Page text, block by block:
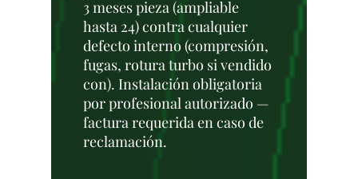
3 meses pieza (ampliable
hasta 24) contra cualquier
defecto interno (compresión,
fugas, rotura turbo si vendido
con). Instalación obligatoria
por profesional autorizado —
factura requerida en caso de
reclamación.